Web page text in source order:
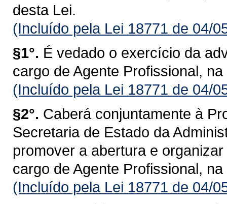
desta Lei.
(Incluído pela Lei 18771 de 04/
§1°. É vedado o exercício da
cargo de Agente Profissional,
(Incluído pela Lei 18771 de 04/
§2°. Caberá conjuntamente à
Secretaria de Estado da
promover a abertura e
cargo de Agente Profissional,
(Incluído pela Lei 18771 de 04/